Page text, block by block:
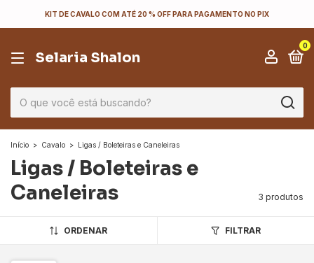
KIT DE CAVALO COM ATÉ 20 % OFF PARA PAGAMENTO NO PIX
Selaria Shalon
0
Início > Cavalo > Ligas / Boleteiras e Caneleiras
Ligas / Boleteiras e
Caneleiras
3 produtos
ORDENAR FILTRAR